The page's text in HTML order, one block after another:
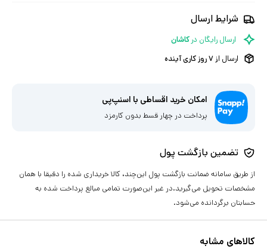
شرایط ارسال
ارسال رایگان در کاشان
ارسال از ۷روز کاری آینده
امکان خرید اقساطی با اسنپ‌پی
پرداخت در چهار قسط بدون کارمزد
تضمین بازگشت پول
از طریق سامانه ضمانت بازگشت پول این‌چند، کالا خریداری شده را دقیقا با همان
مشخصات تحویل می‌گیرید.در غیر این‌صورت تمامی مبالغ پرداخت شده به
حسابتان برگردانده می‌شود.
کالاهای مشابه